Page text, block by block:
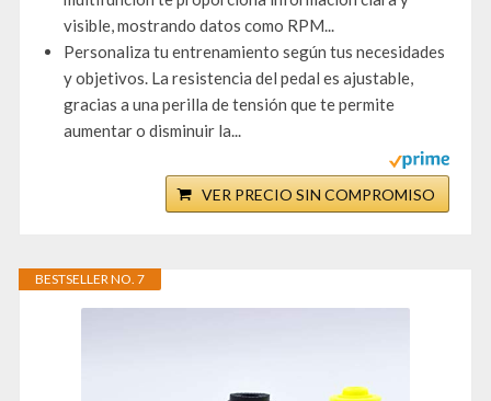
visible, mostrando datos como RPM...
Personaliza tu entrenamiento según tus necesidades
y objetivos. La resistencia del pedal es ajustable,
gracias a una perilla de tensión que te permite
aumentar o disminuir la...
VER PRECIO SIN COMPROMISO
BESTSELLER NO. 7